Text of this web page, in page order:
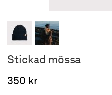
Stickad mössa
350 kr